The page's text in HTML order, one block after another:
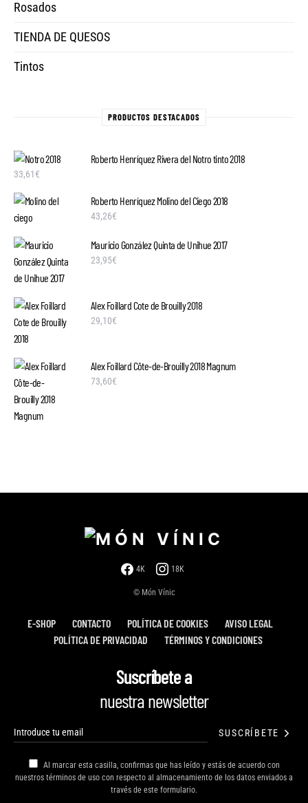
Rosados
TIENDA DE QUESOS
Tintos
PRODUCTOS DESTACADOS
Roberto Henríquez Rivera del Notro tinto 2018
33,61€
Roberto Henríquez Molino del Ciego 2018
43,26€
Mauricio González Quinta de Unihue 2017
23,95€
Alex Foillard Cote de Brouilly 2018
29,10€
Alex Foillard Côte-de-Brouilly 2018 Magnum
73,60€
4K 18K
© Món Vínic
E-SHOP CONTACTO POLÍTICA DE COOKIES
AVISO LEGAL
POLÍTICA DE PRIVACIDAD
TÉRMINOS Y CONDICIONES
Suscríbete a
nuestra newsletter
SUSCRÍBETE
Al marcar esta casilla, confirmas que has leído y estás de acuerdo con
nuestros términos de uso con respecto al almacenamiento de los datos enviados a
través de este formulario.